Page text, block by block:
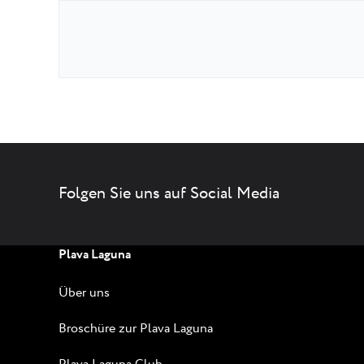
Folgen Sie uns auf Social Media
Plava Laguna
Über uns
Broschüre zur Plava Laguna